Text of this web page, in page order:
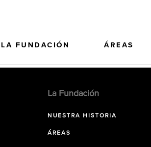
LA FUNDACIÓN ÁREAS
La Fundación
NUESTRA HISTORIA
ÁREAS